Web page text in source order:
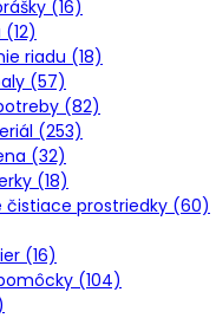
(16)
riadu (18)
(57)
(82)
(253)
(32)
(18)
čistiace prostriedky (60)
(16)
(104)